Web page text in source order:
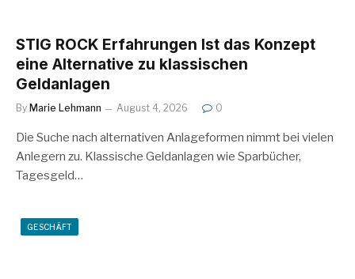
STIG ROCK Erfahrungen Ist das Konzept
eine Alternative zu klassischen
Geldanlagen
By Marie Lehmann August 4, 2026 0
Die Suche nach alternativen Anlageformen nimmt bei vielen
Anlegern zu. Klassische Geldanlagen wie Sparbücher,
Tagesgeld…
GESCHÄFT